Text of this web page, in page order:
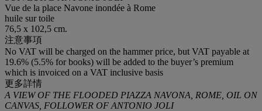
Vue de la place Navone inondée à Rome
huile sur toile
76,5 x 102,5 cm.
注意事項
No VAT will be charged on the hammer price, but VAT payable at
19.6% (5.5% for books) will be added to the buyer’s premium
which is invoiced on a VAT inclusive basis
更多詳情
A VIEW OF THE FLOODED PIAZZA NAVONA, ROME, OIL ON
CANVAS, FOLLOWER OF ANTONIO JOLI